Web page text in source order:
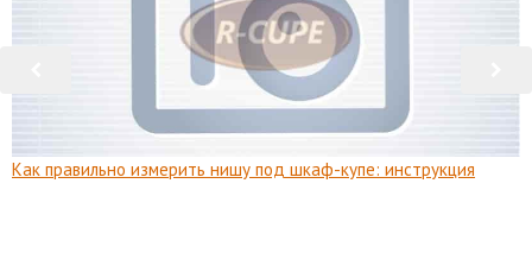
Как правильно измерить нишу под шкаф-купе: инструкция